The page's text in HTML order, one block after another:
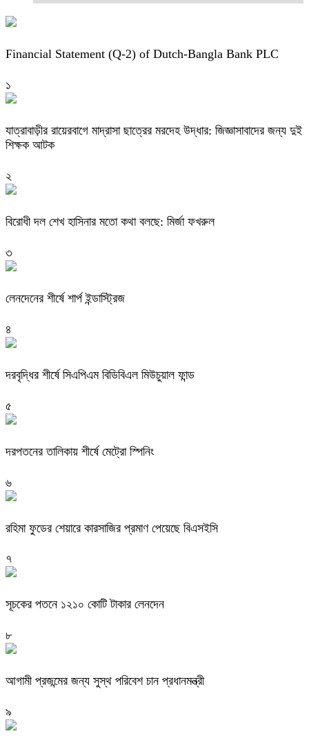
Financial Statement (Q-2) of Dutch-Bangla Bank PLC
১
যাত্রাবাড়ীর রায়েরবাগে মাদ্রাসা ছাত্রের মরদেহ উদ্ধার: জিজ্ঞাসাবাদের জন্য দুই
শিক্ষক আটক
২
বিরোধী দল শেখ হাসিনার মতো কথা বলছে: মির্জা ফখরুল
৩
লেনদেনের শীর্ষে শার্প ইন্ডাস্ট্রিজ
৪
দরবৃদ্ধির শীর্ষে সিএপিএম বিডিবিএল মিউচুয়াল ফান্ড
৫
দরপতনের তালিকায় শীর্ষে মেট্রো স্পিনিং
৬
রহিমা ফুডের শেয়ারে কারসাজির প্রমাণ পেয়েছে বিএসইসি
৭
সূচকের পতনে ১২১০ কোটি টাকার লেনদেন
৮
আগামী প্রজন্মের জন্য সুস্থ পরিবেশ চান প্রধানমন্ত্রী
৯